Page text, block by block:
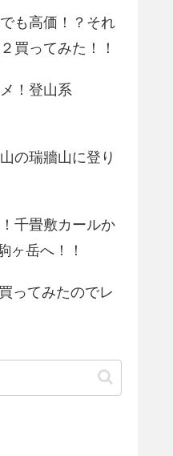
も高価！？それ
買ってみた！！
！登山系
の瑞牆山に登り
千畳敷カールか
ヶ岳へ！！
ってみたのでレ